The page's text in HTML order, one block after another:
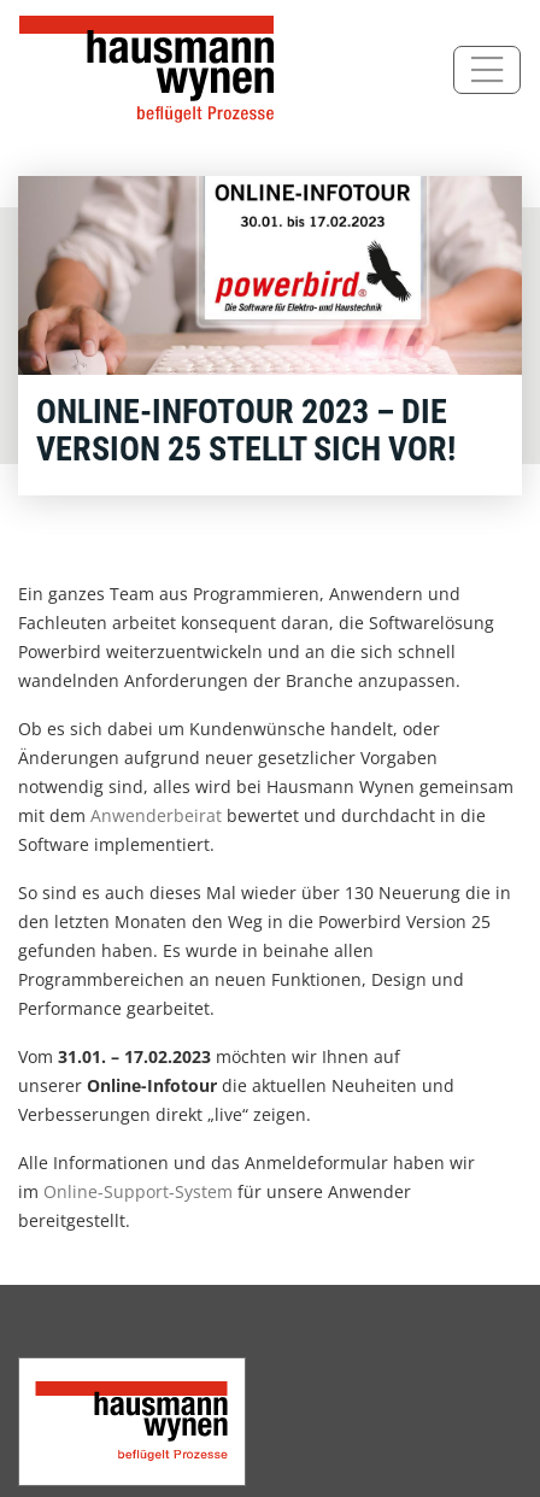
Direkt
ONLINE-INFOTOUR 2023 – DIE
VERSION 25 STELLT SICH VOR!
Ein ganzes Team aus Programmieren, Anwendern und
Fachleuten arbeitet konsequent daran, die Softwarelösung
Powerbird weiterzuentwickeln und an die sich schnell
wandelnden Anforderungen der Branche anzupassen.
Ob es sich dabei um Kundenwünsche handelt, oder
Änderungen aufgrund neuer gesetzlicher Vorgaben
notwendig sind, alles wird bei Hausmann Wynen gemeinsam
mit dem Anwenderbeirat bewertet und durchdacht in die
Software implementiert.
So sind es auch dieses Mal wieder über 130 Neuerung die in
den letzten Monaten den Weg in die Powerbird Version 25
gefunden haben. Es wurde in beinahe allen
Programmbereichen an neuen Funktionen, Design und
Performance gearbeitet.
Vom 31.01. – 17.02.2023 möchten wir Ihnen auf
unserer Online-Infotour die aktuellen Neuheiten und
Verbesserungen direkt „live“ zeigen.
Alle Informationen und das Anmeldeformular haben wir
im Online-Support-System für unsere Anwender
bereitgestellt.